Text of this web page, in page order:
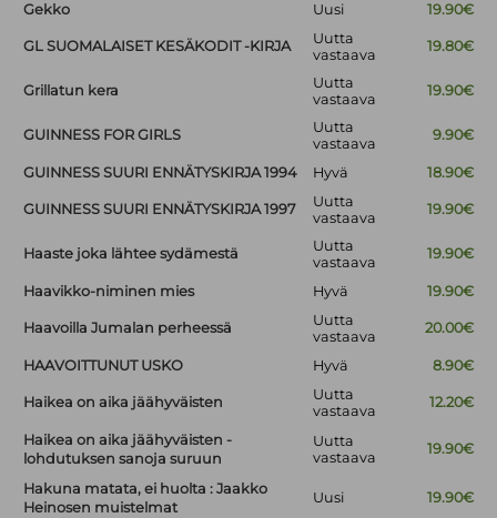
Gekko Uusi 19.90€
GL SUOMALAISET KESÄKODIT -KIRJA
Uutta
vastaava
19.80€
Grillatun kera
Uutta
vastaava
19.90€
GUINNESS FOR GIRLS
Uutta
vastaava
9.90€
GUINNESS SUURI ENNÄTYSKIRJA 1994 Hyvä 18.90€
GUINNESS SUURI ENNÄTYSKIRJA 1997
Uutta
vastaava
19.90€
Haaste joka lähtee sydämestä
Uutta
vastaava
19.90€
Haavikko-niminen mies Hyvä 19.90€
Haavoilla Jumalan perheessä
Uutta
vastaava
20.00€
HAAVOITTUNUT USKO Hyvä 8.90€
Haikea on aika jäähyväisten
Uutta
vastaava
12.20€
Haikea on aika jäähyväisten -
lohdutuksen sanoja suruun
Uutta
vastaava
19.90€
Hakuna matata, ei huolta : Jaakko
Heinosen muistelmat
Uusi 19.90€